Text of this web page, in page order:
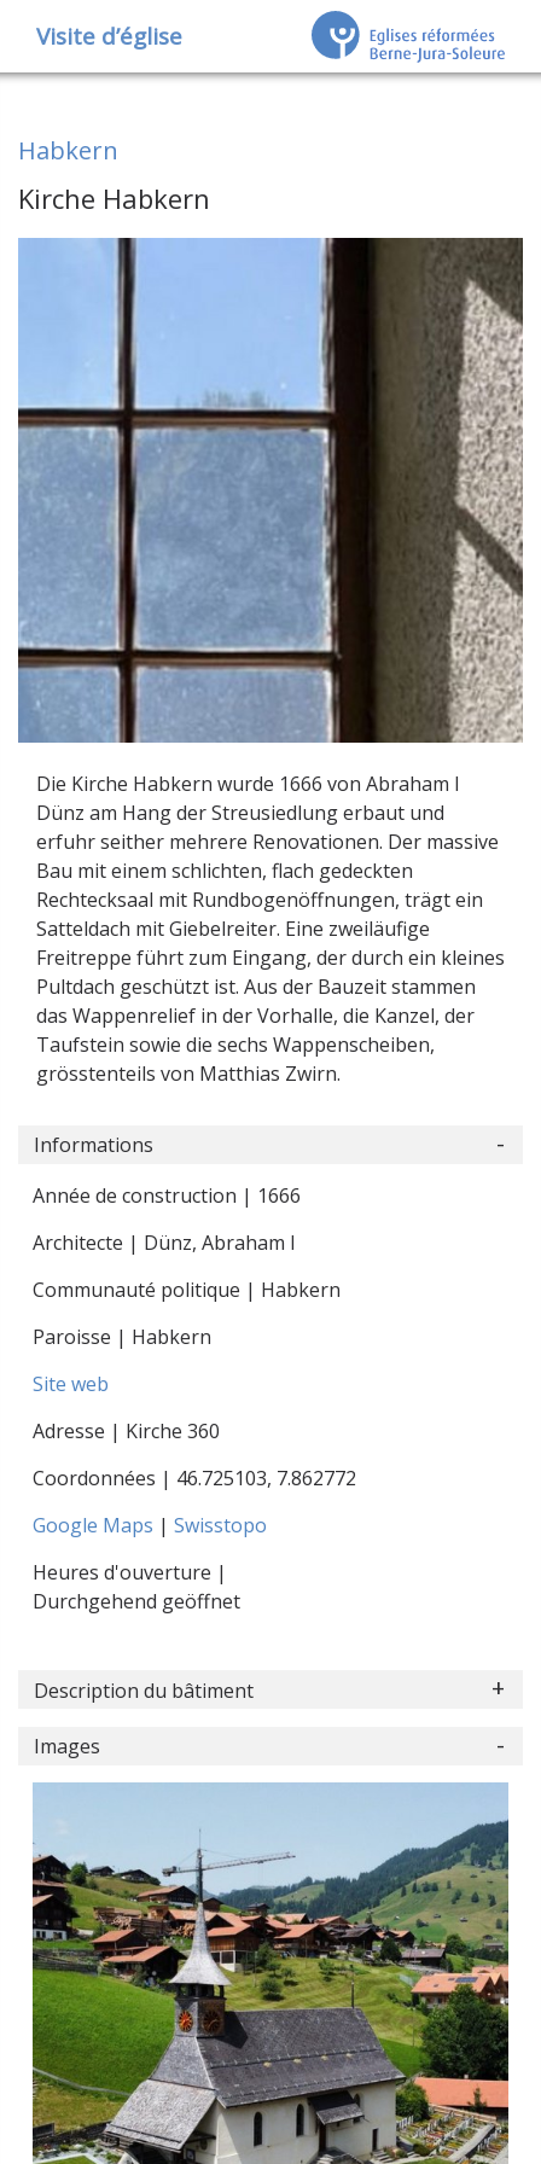
Visite d’église
Habkern
Kirche Habkern
Die Kirche Habkern wurde 1666 von Abraham I
Dünz am Hang der Streusiedlung erbaut und
erfuhr seither mehrere Renovationen. Der massive
Bau mit einem schlichten, flach gedeckten
Rechtecksaal mit Rundbogenöffnungen, trägt ein
Satteldach mit Giebelreiter. Eine zweiläufige
Freitreppe führt zum Eingang, der durch ein kleines
Pultdach geschützt ist. Aus der Bauzeit stammen
das Wappenrelief in der Vorhalle, die Kanzel, der
Taufstein sowie die sechs Wappenscheiben,
grösstenteils von Matthias Zwirn.
Informations
Année de construction | 1666
Architecte | Dünz, Abraham I
Communauté politique | Habkern
Paroisse | Habkern
Site web
Adresse | Kirche 360
Coordonnées | 46.725103, 7.862772
Google Maps | Swisstopo
Heures d'ouverture |
Durchgehend geöffnet
Description du bâtiment
Images